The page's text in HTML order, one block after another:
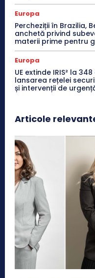
Europa
Percheziții în Brazilia,
anchetă privind
materii prime pentru
Europa
UE extinde IRIS² la
lansarea rețelei
și intervenții de
Articole